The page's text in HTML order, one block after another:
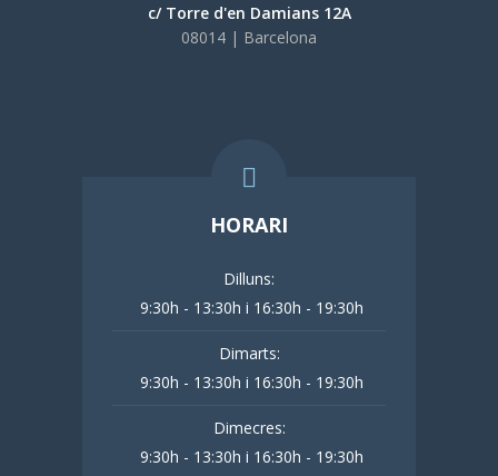
c/ Torre d'en Damians 12A
08014 | Barcelona
HORARI
Dilluns:
9:30h - 13:30h i 16:30h - 19:30h
Dimarts:
9:30h - 13:30h i 16:30h - 19:30h
Dimecres:
9:30h - 13:30h i 16:30h - 19:30h